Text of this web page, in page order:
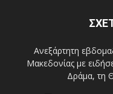
Ανεξάρτητη
Μακεδονίας με
Δράμα, τη